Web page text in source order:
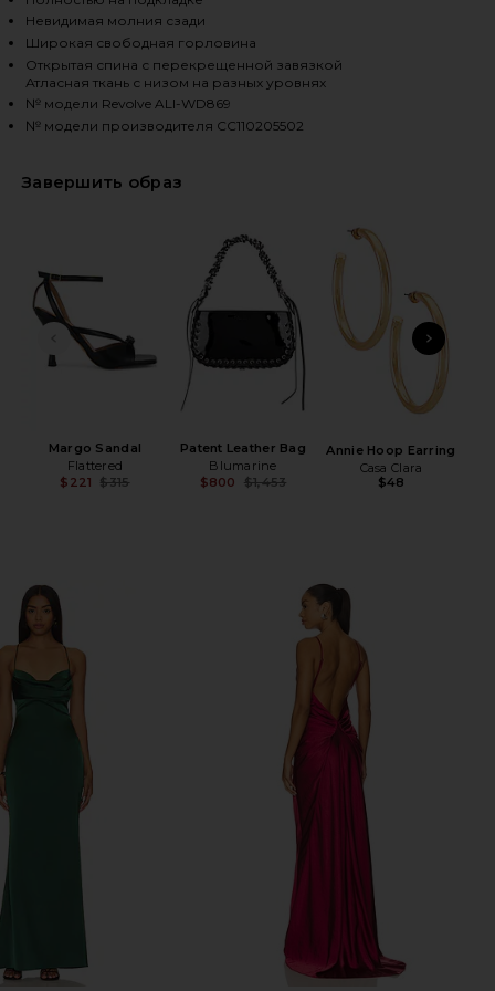
MONTANA MAXI GOWN IN DEEP EMERALD ON
MONTANA MAXI GOWN IN DEEP EMERALD ON
MONTANA MAXI GOWN IN DEEP EMERALD ON
Невидимая молния сзади
Широкая свободная горловина
Открытая спина с перекрещенной завязкой
Атласная ткань с низом на разных уровнях
№ модели Revolve ALI-WD869
№ модели производителя CC110205502
Завершить образ
ПРЕДЫДУЩИЙ СЛАЙД
Margo Sandal
Flattered
$221
$315
Patent Leather Bag
Blumarine
$800
$1,453
Annie Hoop Earring
Casa Clara
$48